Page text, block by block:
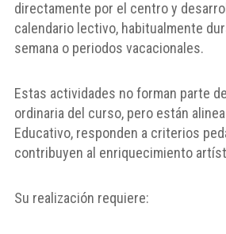
directamente por el centro y
calendario lectivo, habitualmente
semana o periodos vacacionales.
Estas actividades no forman parte
ordinaria del curso, pero están
Educativo, responden a criterios
contribuyen al enriquecimiento
Su realización requiere: